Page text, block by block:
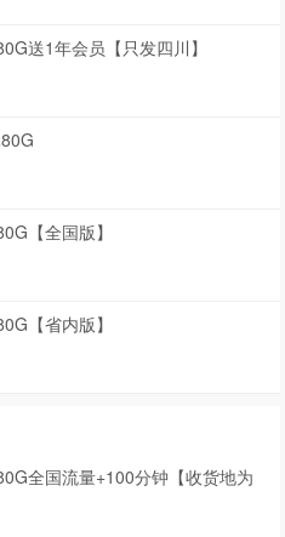
送1年会员【只发四川】
【全国版】
【省内版】
全国流量+100分钟【收货地为